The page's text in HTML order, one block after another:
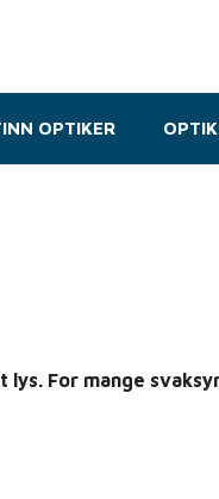
OPTIKER
For mange